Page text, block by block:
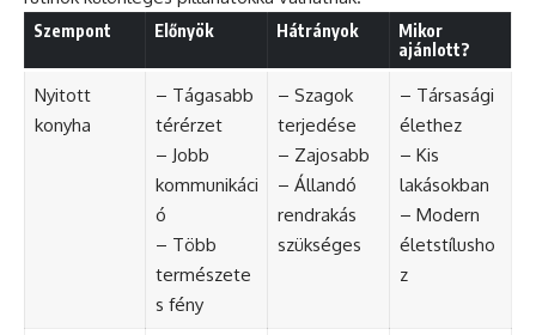
Szempont Előnyök Hátrányok
Mikor
ajánlott?
Nyitott
konyha
– Tágasabb
térérzet
– Jobb
kommunikáci
ó
– Több
természete
s fény
– Szagok
terjedése
– Zajosabb
– Állandó
rendrakás
szükséges
– Társasági
élethez
– Kis
lakásokban
– Modern
életstílusho
z